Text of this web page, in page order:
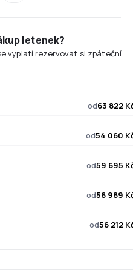
letenek?
vyplatí rezervovat si zpáteční
od63 822
od54 060
od59 695
od56 989
od56 212